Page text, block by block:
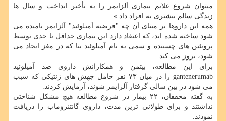
میتوان شروع علایم بیماری آلزایمر را به تأخیر انداخت و سال ها
زندگی سالم بیشتری به افراد داد.»
همه این داروها بر مبنای آن چه "فرضیه آمیلوئید" آلزایمر نامیده می
شود ساخته شده اند، که اعتقاد دارد این بیماری حداقل تا حدی توسط
پروتئین های چسبنده و سمی به نام آمیلوئید بتا که در مغز ایجاد می
شود، بروز می کند.
برای این مطالعه، بیتمن و همکارانش داروی ضد آمیلوئید
gantenerumab را در میان ۷۳ نفر حامل جهش های ژنتیکی که سبب
می شود در بین سالی گرفتار آلزایمر شوند، آزمایش کردند.
به گفته محققان، ۲۲ بیمار در شروع مطالعه هیچ مشکل شناختی
نداشتند و برای طولانی ترین مدت، داروی گانتنروماب را دریافت
نمودند.